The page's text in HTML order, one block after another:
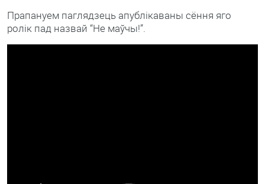
Прапануем паглядзець апублікаваны сёння яго
ролік пад назвай “Не маўчы!”.